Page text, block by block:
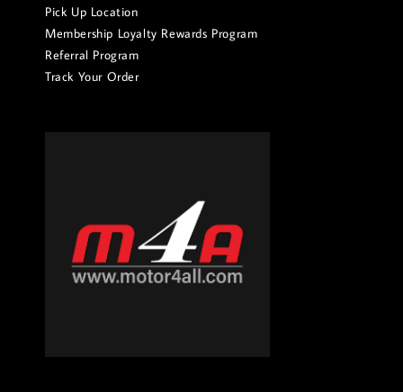
Pick Up Location
Membership Loyalty Rewards Program
Referral Program
Track Your Order